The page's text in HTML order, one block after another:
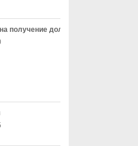
на новый уровень
разрушает здоровье
законодательство
вежливость
доверия
получение долгосрочного гранта